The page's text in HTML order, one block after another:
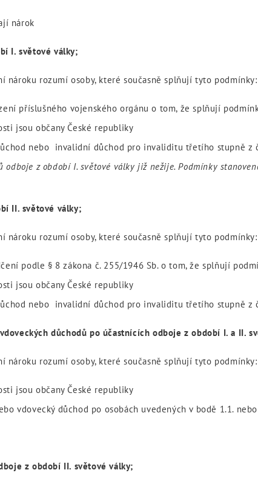
nárok
I. světové války;
nároku rozumí osoby, které současně splňují tyto podmínky:
příslušného vojenského orgánu o tom, že splňují
jsou občany České republiky
nebo invalidní důchod pro invaliditu třetího stupně z
odboje z období I. světové války již nežije. Podmínky
II. světové války;
nároku rozumí osoby, které současně splňují tyto podmínky:
podle § 8 zákona č. 255/1946 Sb. o tom, že splňují
jsou občany České republiky
nebo invalidní důchod pro invaliditu třetího stupně z
důchodů po účastnících odboje z období I. a II.
nároku rozumí osoby, které současně splňují tyto podmínky:
jsou občany České republiky
vdovecký důchod po osobách uvedených v bodě 1.1.
z období II. světové války;